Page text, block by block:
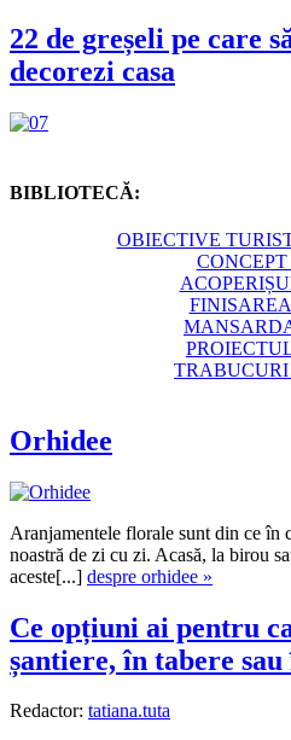
22 de greșeli pe care
decorezi casa
BIBLIOTECĂ:
OBIECTIVE
Orhidee
Aranjamentele florale sunt din ce în
noastră de zi cu zi. Acasă, la birou
aceste[...] despre orhidee »
Ce opțiuni ai pentru
șantiere, în tabere
Redactor: tatiana.tuta